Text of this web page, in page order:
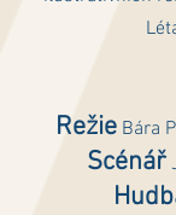
Režie Bára
Scénář